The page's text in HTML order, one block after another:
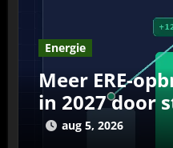
Energie
Meer ERE-
in 2027 door
en schoner net
aug 5, 2026